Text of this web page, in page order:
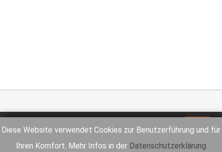
Diese Website verwendet Cookies zur Benutzerführung und für
Ihren Komfort. Mehr Infos in der Datenschutzerklärung